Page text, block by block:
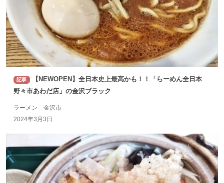
記事
【NEWOPEN】全日本史上最高かも！！「らーめん全日本
野々市あわだ店」の金沢ブラック
ラーメン 金沢市
2024年3月3日